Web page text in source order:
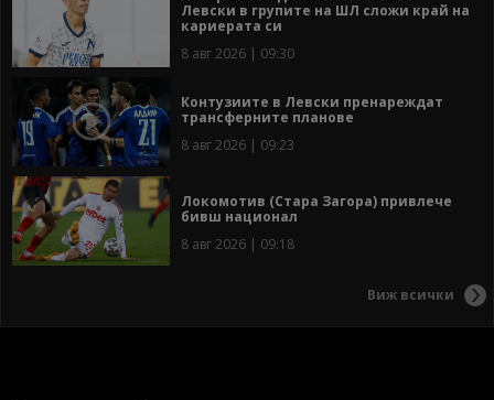
Левски в групите на ШЛ сложи край на
кариерата си
8 авг 2026 | 09:30
Контузиите в Левски пренареждат
трансферните планове
8 авг 2026 | 09:23
Локомотив (Стара Загора) привлече
бивш национал
8 авг 2026 | 09:18
Виж всички